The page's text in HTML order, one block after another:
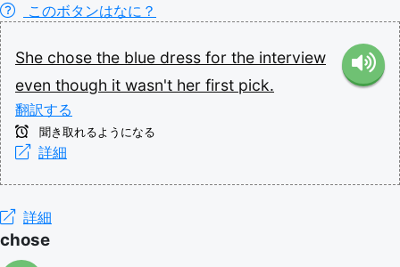
このボタンはなに？
She chose the blue dress for the interview
even though it wasn't her first pick.
翻訳する
聞き取れるようになる
詳細
詳細
chose